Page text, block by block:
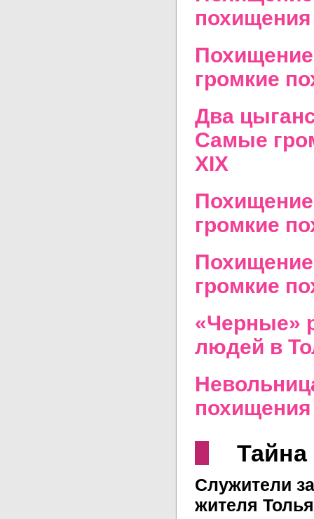
похищения
громкие
Два
Самые
XIX
громкие
громкие
«Черные»
людей в
похищения
Тайна
Служители
жителя